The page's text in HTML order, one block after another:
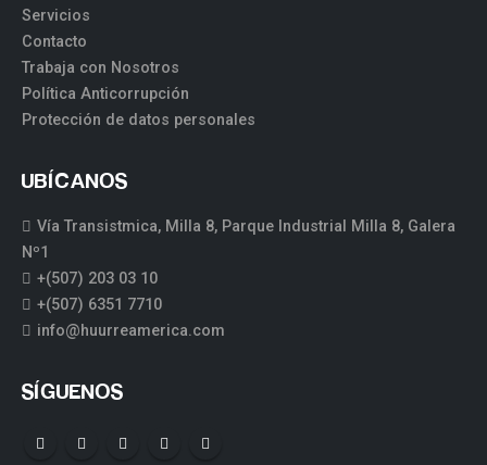
Servicios
Contacto
Trabaja con Nosotros
Política Anticorrupción
Protección de datos personales
UBÍCANOS
Vía Transistmica, Milla 8, Parque Industrial Milla 8, Galera
Nº1
+(507) 203 03 10
+(507) 6351 7710
info@huurreamerica.com
SÍGUENOS